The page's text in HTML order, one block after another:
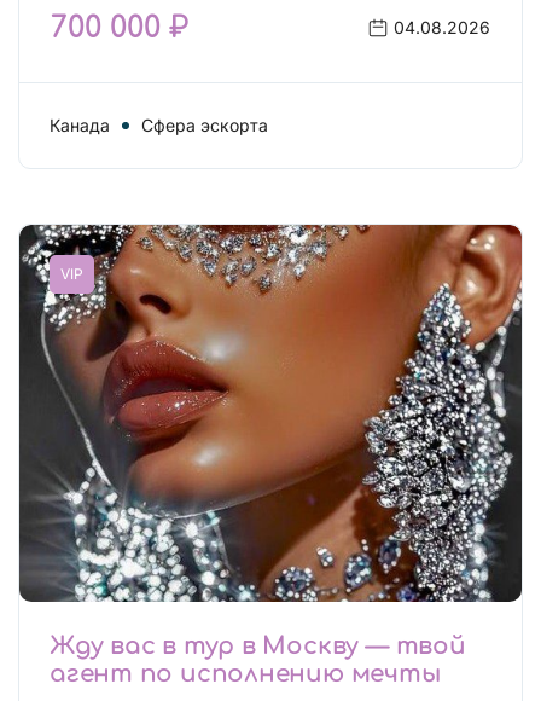
700 000 ₽ 04.08.2026
Канада Сфера эскорта
VIP
Жду вас в тур в Москву — твой
агент по исполнению мечты